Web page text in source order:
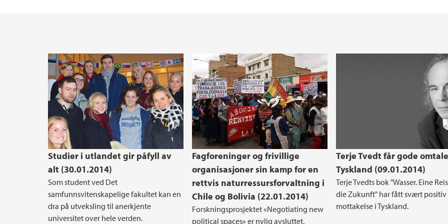
Studiehverdag Etter- og
Praksisemne i geografi Masterstudenter
Studier i utlandet gir påfyll av
alt (30.01.2014)
Som student ved Det
samfunnsvitenskapelige fakultet kan en
dra på utveksling til anerkjente
universitet over hele verden.
Fagforeninger og frivillige
organisasjoner sin kamp for en
rettvis naturressursforvaltning i
Chile og Bolivia (22.01.2014)
Forskningsprosjektet «Negotiating new
political spaces» er nylig avsluttet.
Terje Tvedt får gode
Tyskland (09.01.2014)
Terje Tvedts bok "Wasser. Eine
die Zukunft" har fått svært positiv
mottakelse i Tyskland.